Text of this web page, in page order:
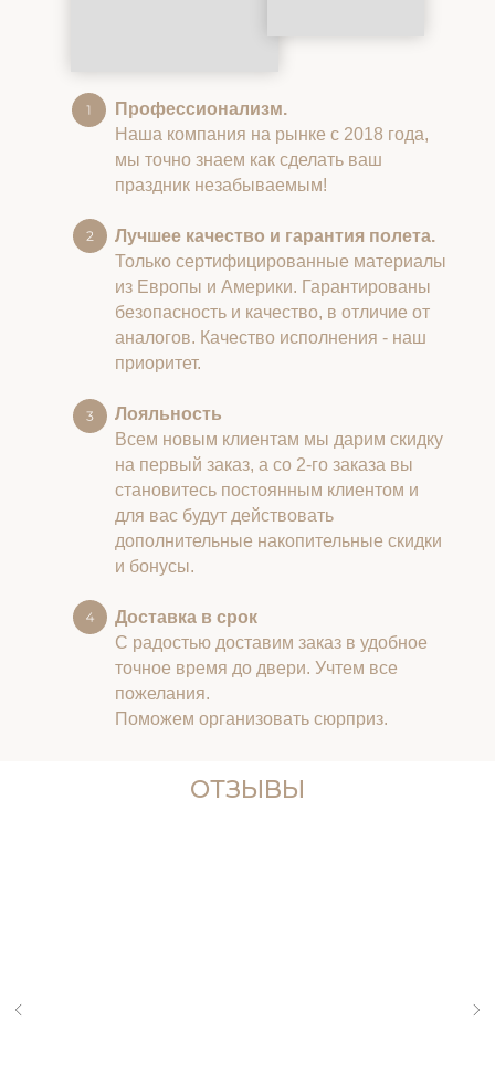
Профессионализм.
Наша компания на рынке с 2018 года,
мы точно знаем как сделать ваш
праздник незабываемым!
Лучшее качество и гарантия полета.
Только сертифицированные материалы
из Европы и Америки. Гарантированы
безопасность и качество, в отличие от
аналогов. Качество исполнения - наш
приоритет.
Лояльность
Всем новым клиентам мы дарим скидку
на первый заказ, а со 2-го заказа вы
становитесь постоянным клиентом и
для вас будут действовать
дополнительные накопительные скидки
и бонусы.
Доставка в срок
С радостью доставим заказ в удобное
точное время до двери. Учтем все
пожелания.
Поможем организовать сюрприз.
ОТЗЫВЫ